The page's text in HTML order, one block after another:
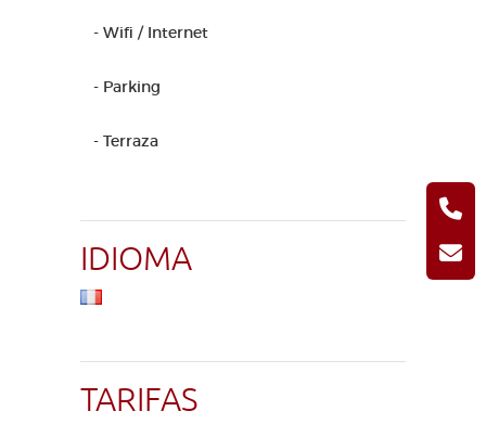
- Wifi / Internet
- Parking
- Terraza
IDIOMA
TARIFAS